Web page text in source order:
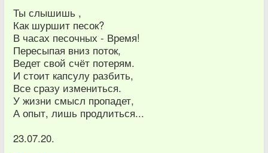
Ты слышишь ,
Как шуршит песок?
В часах песочных - Время!
Пересыпая вниз поток,
Ведет свой счёт потерям.
И стоит капсулу разбить,
Все сразу измениться.
У жизни смысл пропадет,
А опыт, лишь продлиться...
23.07.20.